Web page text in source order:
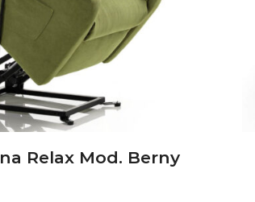
Relax Mod. Berny